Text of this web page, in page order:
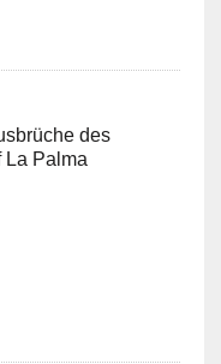
des
La Palma